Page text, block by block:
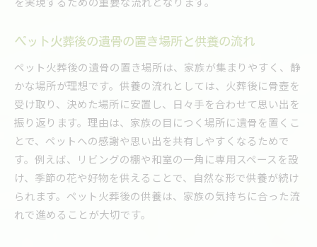
ペット火葬後の遺骨の置き場所と供養の流れ
ペット火葬後の遺骨の置き場所は、家族が集まりやすく、静
かな場所が理想です。供養の流れとしては、火葬後に骨壺を
受け取り、決めた場所に安置し、日々手を合わせて思い出を
振り返ります。理由は、家族の目につく場所に遺骨を置くこ
とで、ペットへの感謝や思い出を共有しやすくなるためで
す。例えば、リビングの棚や和室の一角に専用スペースを設
け、季節の花や好物を供えることで、自然な形で供養が続け
られます。ペット火葬後の供養は、家族の気持ちに合った流
れで進めることが大切です。